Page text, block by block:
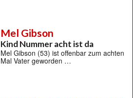
Mel Gibson
Kind Nummer acht ist da
Mel Gibson (53) ist offenbar zum achten
Mal Vater geworden …